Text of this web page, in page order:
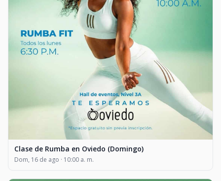
Clase de Rumba en Oviedo (Domingo)
Dom, 16 de ago · 10:00 a. m.